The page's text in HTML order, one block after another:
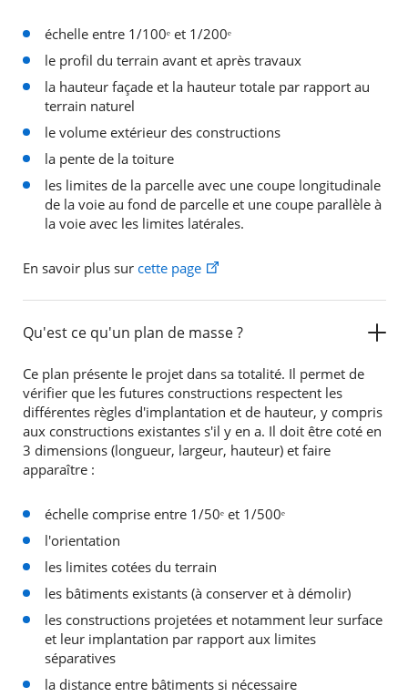
échelle entre 1/100ᵉ et 1/200ᵉ
le profil du terrain avant et après travaux
la hauteur façade et la hauteur totale par rapport au
terrain naturel
le volume extérieur des constructions
la pente de la toiture
les limites de la parcelle avec une coupe longitudinale
de la voie au fond de parcelle et une coupe parallèle à
la voie avec les limites latérales.
En savoir plus sur cette page
Qu'est ce qu'un plan de masse ?
Ce plan présente le projet dans sa totalité. Il permet de
vérifier que les futures constructions respectent les
différentes règles d'implantation et de hauteur, y compris
aux constructions existantes s'il y en a. Il doit être coté en
3 dimensions (longueur, largeur, hauteur) et faire
apparaître :
échelle comprise entre 1/50ᵉ et 1/500ᵉ
l'orientation
les limites cotées du terrain
les bâtiments existants (à conserver et à démolir)
les constructions projetées et notamment leur surface
et leur implantation par rapport aux limites
séparatives
la distance entre bâtiments si nécessaire